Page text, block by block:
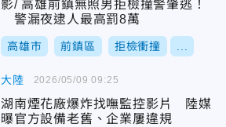
影/ 高雄前鎮無照男拒檢撞警肇逃！
警漏夜逮人最高罰8萬
高雄市 前鎮區 拒檢衝撞
大陸
湖南煙花廠爆炸找嘸監控影片 陸媒
曝官方設備老舊、企業屢違規
2026/05/09 09:25